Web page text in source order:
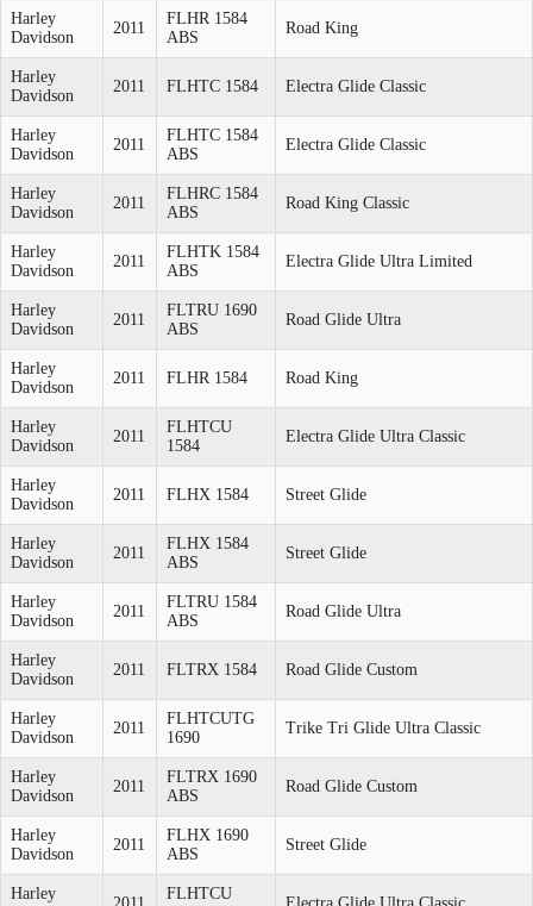
Harley
Davidson
2011
FLHR 1584
ABS
Road King
Harley
Davidson
2011 FLHTC 1584 Electra Glide Classic
Harley
Davidson
2011
FLHTC 1584
ABS
Electra Glide Classic
Harley
Davidson
2011
FLHRC 1584
ABS
Road King Classic
Harley
Davidson
2011
FLHTK 1584
ABS
Electra Glide Ultra Limited
Harley
Davidson
2011
FLTRU 1690
ABS
Road Glide Ultra
Harley
Davidson
2011 FLHR 1584 Road King
Harley
Davidson
2011
FLHTCU
1584
Electra Glide Ultra Classic
Harley
Davidson
2011 FLHX 1584 Street Glide
Harley
Davidson
2011
FLHX 1584
ABS
Street Glide
Harley
Davidson
2011
FLTRU 1584
ABS
Road Glide Ultra
Harley
Davidson
2011 FLTRX 1584 Road Glide Custom
Harley
Davidson
2011
FLHTCUTG
1690
Trike Tri Glide Ultra Classic
Harley
Davidson
2011
FLTRX 1690
ABS
Road Glide Custom
Harley
Davidson
2011
FLHX 1690
ABS
Street Glide
Harley
FLHTCU